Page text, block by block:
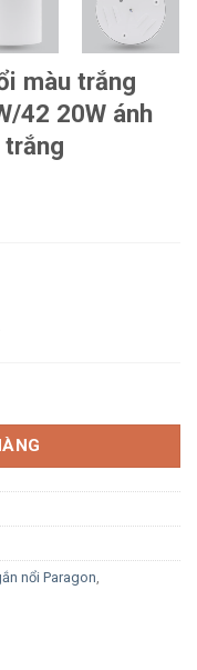
màu trắng
42 20W ánh
Paragon
nổi Paragon